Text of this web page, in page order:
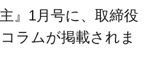
』1月号に、取締役
ラムが掲載されま